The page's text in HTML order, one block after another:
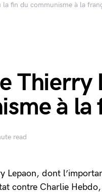
la fin du communisme à la
Thierry
à la
read
Lepaon, dont
contre Charlie